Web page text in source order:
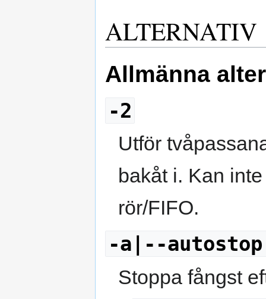
ALTERNATIV
Allmänna
-2
Utför
bakåt i. Kan
rör/FIFO.
-a|--
Stoppa fångst